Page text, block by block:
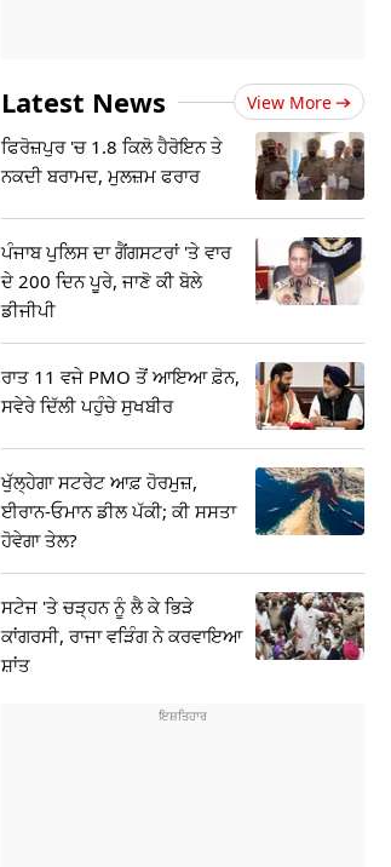
Latest News View More
ਫਿਰੋਜ਼ਪੁਰ 'ਚ 1.8 ਕਿਲੋ ਹੈਰੋਇਨ ਤੇ
ਨਕਦੀ ਬਰਾਮਦ, ਮੁਲਜ਼ਮ ਫਰਾਰ
ਪੰਜਾਬ ਪੁਲਿਸ ਦਾ ਗੈਂਗਸਟਰਾਂ 'ਤੇ ਵਾਰ
ਦੇ 200 ਦਿਨ ਪੂਰੇ, ਜਾਣੋ ਕੀ ਬੋਲੇ
ਡੀਜੀਪੀ
ਰਾਤ 11 ਵਜੇ PMO ਤੋਂ ਆਇਆ ਫ਼ੋਨ,
ਸਵੇਰੇ ਦਿੱਲੀ ਪਹੁੰਚੇ ਸੁਖਬੀਰ
ਖੁੱਲ੍ਹੇਗਾ ਸਟਰੇਟ ਆਫ਼ ਹੋਰਮੁਜ਼,
ਈਰਾਨ-ਓਮਾਨ ਡੀਲ ਪੱਕੀ; ਕੀ ਸਸਤਾ
ਹੋਵੇਗਾ ਤੇਲ?
ਸਟੇਜ 'ਤੇ ਚੜ੍ਹਨ ਨੂੰ ਲੈ ਕੇ ਭਿੜੇ
ਕਾਂਗਰਸੀ, ਰਾਜਾ ਵੜਿੰਗ ਨੇ ਕਰਵਾਇਆ
ਸ਼ਾਂਤ